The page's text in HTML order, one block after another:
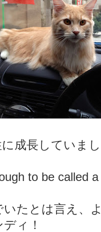
成長していま
to be called a
いたとは言え、
ィ！